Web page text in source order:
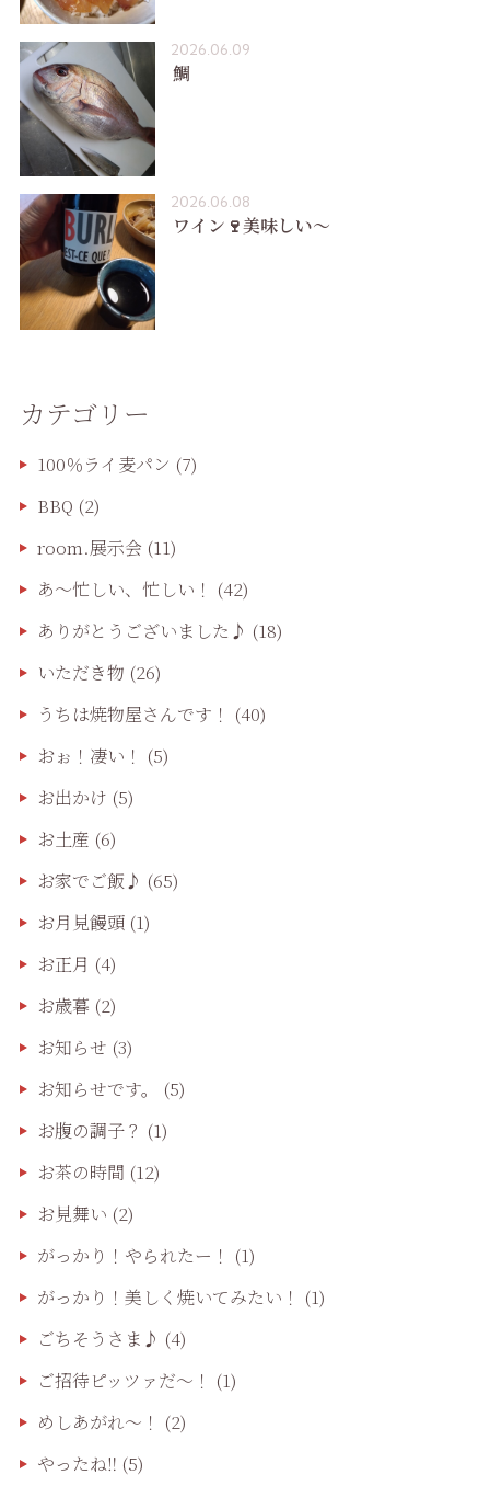
2026.06.09
鯛
2026.06.08
ワイン🍷美味しい〜
カテゴリー
100％ライ麦パン (7)
BBQ (2)
room.展示会(11)
あ〜忙しい、忙しい！ (42)
ありがとうございました♪ (18)
いただき物 (26)
うちは焼物屋さんです！ (40)
おぉ！凄い！ (5)
お出かけ (5)
お土産 (6)
お家でご飯♪ (65)
お月見饅頭(1)
お正月 (4)
お歳暮 (2)
お知らせ (3)
お知らせです。
(5)
お腹の調子？ (1)
お茶の時間 (12)
お見舞い (2)
がっかり！やられたー！ (1)
がっかり！美しく焼いてみたい！ (1)
ごちそうさま♪ (4)
ご招待ピッツァだ〜！ (1)
めしあがれ～！ (2)
やったね‼️ (5)